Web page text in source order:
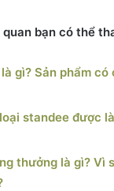
bạn có thể
gì? Sản phẩm
standee được
thưởng là gì? Vì